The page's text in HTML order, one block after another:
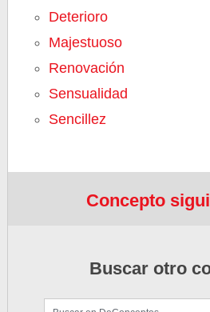
Deterioro
Majestuoso
Renovación
Sensualidad
Sencillez
Concepto
Buscar otro